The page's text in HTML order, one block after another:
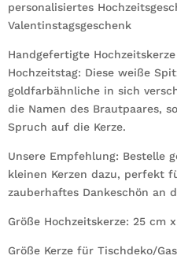
personalisiertes
Valentinstagsgeschenk
Handgefertigte
Hochzeitstag: Diese weiße
goldfarbähnliche in sich
die Namen des Brautpaares,
Spruch auf die Kerze.
Unsere Empfehlung: Bestelle
kleinen Kerzen dazu, perfekt
zauberhaftes Dankeschön an
Größe Hochzeitskerze: 25 cm
Größe Kerze für Tischdeko/